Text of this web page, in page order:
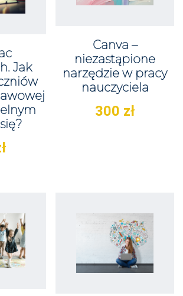
Jak
Canva –
niezastąpione
narzędzie w pracy
nauczyciela
300 zł